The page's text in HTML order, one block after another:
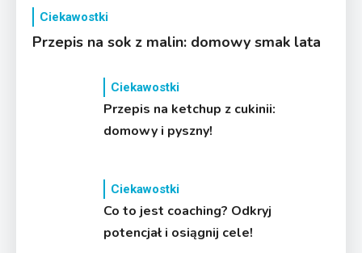
Ciekawostki
Przepis na sok z malin: domowy smak lata
Ciekawostki
Przepis na ketchup z cukinii:
domowy i pyszny!
Ciekawostki
Co to jest coaching? Odkryj
potencjał i osiągnij cele!